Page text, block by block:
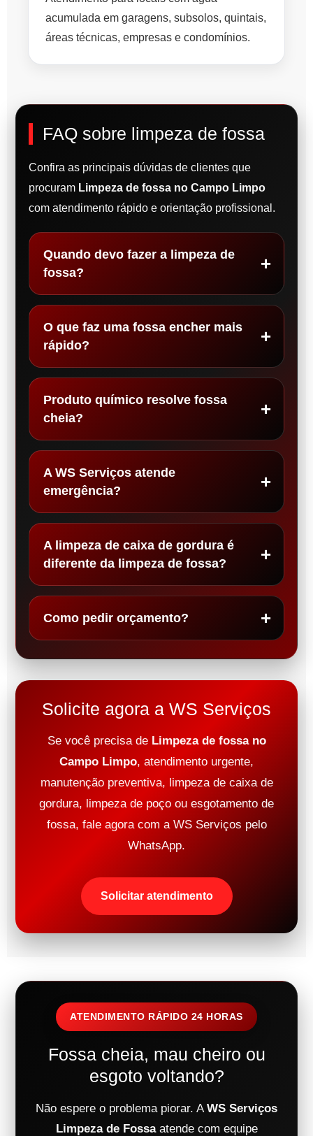
acumulada em garagens, subsolos, quintais,
áreas técnicas, empresas e condomínios.
FAQ sobre limpeza de fossa
Confira as principais dúvidas de clientes que
procuram Limpeza de fossa no Campo Limpo
com atendimento rápido e orientação profissional.
Quando devo fazer a limpeza de
fossa?
O que faz uma fossa encher mais
rápido?
Produto químico resolve fossa
cheia?
A WS Serviços atende
emergência?
A limpeza de caixa de gordura é
diferente da limpeza de fossa?
Como pedir orçamento?
Solicite agora a WS Serviços
Se você precisa de Limpeza de fossa no
Campo Limpo, atendimento urgente,
manutenção preventiva, limpeza de caixa de
gordura, limpeza de poço ou esgotamento de
fossa, fale agora com a WS Serviços pelo
WhatsApp.
Solicitar atendimento
ATENDIMENTO RÁPIDO 24 HORAS
Fossa cheia, mau cheiro ou
esgoto voltando?
Não espere o problema piorar. A WS Serviços
Limpeza de Fossaatende com equipe